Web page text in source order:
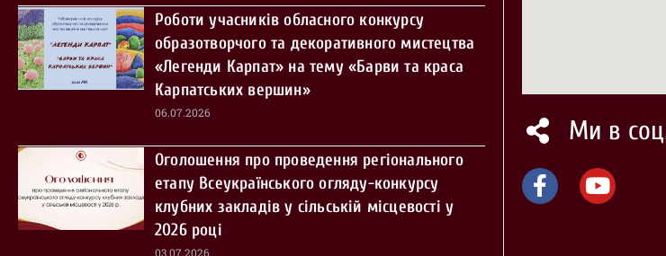
Роботи учасників обласного конкурсу
образотворчого та декоративного мистецтва
«Легенди Карпат» на тему «Барви та краса
Карпатських вершин»
06.07.2026
Оголошення про проведення регіонального
етапу Всеукраїнського огляду-конкурсу
клубних закладів у сільській місцевості у
2026 році
03.07.2026
Ми в